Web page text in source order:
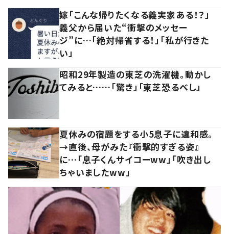
嫁「こんな帰りたくなる義実家ある！？」
義父から届いた“衝撃のメッセー
ジ”に…「絶対帰省する！」「私が行きた
い」
昭和29年製造の東芝の洗濯機。動かし
てみると……「驚き」「東芝恐るべし」
夏休みの宿題をする小5息子に違和感。
→直後、母がみた『衝撃的すぎる姿』
に…「息子くんサイコーww」「吹き出し
ちゃいましたww」